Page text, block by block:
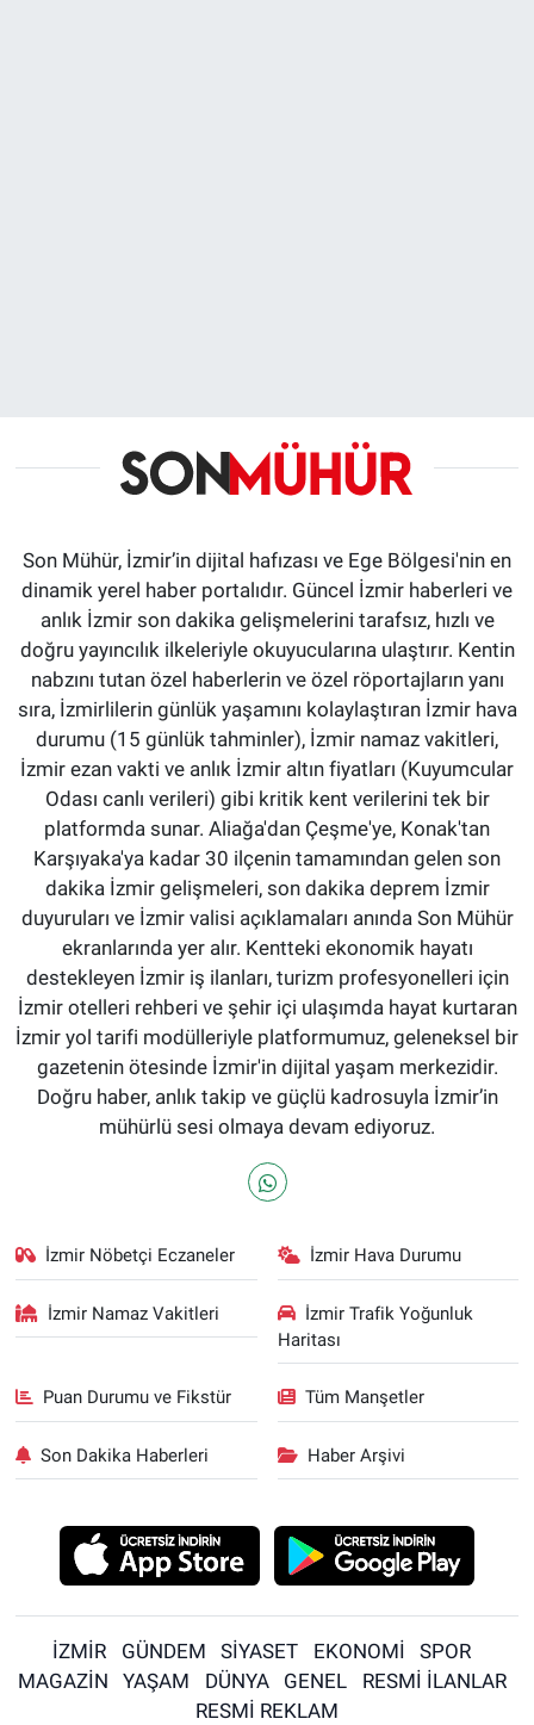
Son Mühür, İzmir’in dijital hafızası ve Ege Bölgesi'nin en
dinamik yerel haber portalıdır. Güncel İzmir haberleri ve
anlık İzmir son dakika gelişmelerini tarafsız, hızlı ve
doğru yayıncılık ilkeleriyle okuyucularına ulaştırır. Kentin
nabzını tutan özel haberlerin ve özel röportajların yanı
sıra, İzmirlilerin günlük yaşamını kolaylaştıran İzmir hava
durumu (15 günlük tahminler), İzmir namaz vakitleri,
İzmir ezan vakti ve anlık İzmir altın fiyatları (Kuyumcular
Odası canlı verileri) gibi kritik kent verilerini tek bir
platformda sunar. Aliağa'dan Çeşme'ye, Konak'tan
Karşıyaka'ya kadar 30 ilçenin tamamından gelen son
dakika İzmir gelişmeleri, son dakika deprem İzmir
duyuruları ve İzmir valisi açıklamaları anında Son Mühür
ekranlarında yer alır. Kentteki ekonomik hayatı
destekleyen İzmir iş ilanları, turizm profesyonelleri için
İzmir otelleri rehberi ve şehir içi ulaşımda hayat kurtaran
İzmir yol tarifi modülleriyle platformumuz, geleneksel bir
gazetenin ötesinde İzmir'in dijital yaşam merkezidir.
Doğru haber, anlık takip ve güçlü kadrosuyla İzmir’in
mühürlü sesi olmaya devam ediyoruz.
İzmir Nöbetçi Eczaneler İzmir Hava Durumu
İzmir Namaz Vakitleri
İzmir Trafik Yoğunluk
Haritası
Puan Durumu ve Fikstür Tüm Manşetler
Son Dakika Haberleri Haber Arşivi
İZMİR GÜNDEM SİYASET EKONOMİ
SPOR
MAGAZİN
YAŞAM DÜNYA GENEL
RESMİ İLANLAR
RESMİ REKLAM